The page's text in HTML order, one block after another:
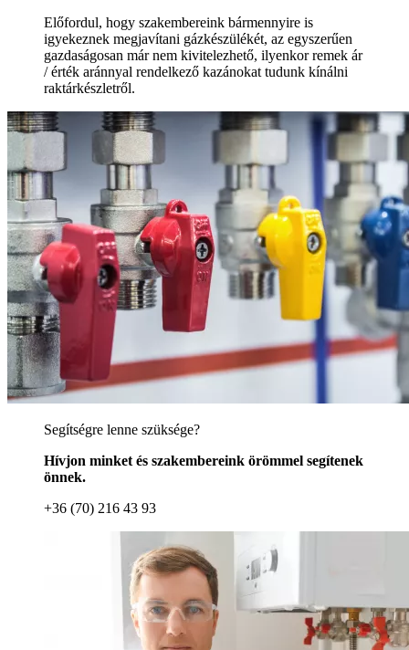
Előfordul, hogy szakembereink bármennyire is
igyekeznek megjavítani gázkészülékét, az egyszerűen
gazdaságosan már nem kivitelezhető, ilyenkor remek ár
/ érték aránnyal rendelkező kazánokat tudunk kínálni
raktárkészletről.
Segítségre lenne szüksége?
Hívjon minket és szakembereink örömmel segítenek
önnek.
+36 (70) 216 43 93